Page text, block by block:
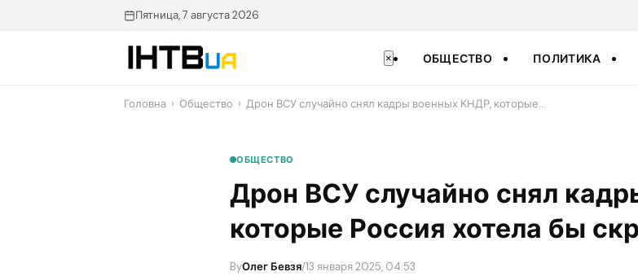
Пятница, 7 августа 2026
× ОБЩЕСТВО ПОЛИТИКА
Головна › Общество › Дрон ВСУ случайно снял кадры военных КНДР, которые…
ОБЩЕСТВО
Дрон ВСУ случайно снял
которые Россия хотела бы
ByОлег Бевзя/13 января 2025, 04:53